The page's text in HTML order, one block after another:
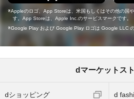
Appleのロゴ、App Storeは、米国もしくはその他の国
す。App Storeは、Apple Inc.のサービスマークです。
Google Play および Google Play ロゴは Google LLC の
dマーケットス
dショッピング d